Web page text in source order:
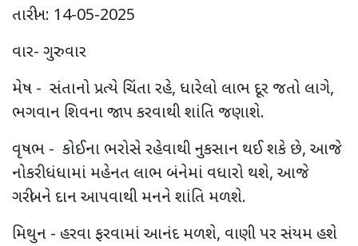
તારીખ: 14-05-2025
વાર- ગુરુવાર
મેષ - સંતાનો પ્રત્યે ચિંતા રહે, ધારેલો લાભ દૂર જતો લાગે,
ભગવાન શિવના જાપ કરવાથી શાંતિ જણાશે.
વૃષભ - કોઈના ભરોસે રહેવાથી નુકસાન થઈ શકે છે, આજે
નોકરી ધંધામાં મહેનત લાભ બંનેમાં વધારો થશે, આજે
ગરીબને દાન આપવાથી મનને શાંતિ મળશે.
મિથુન - હરવા ફરવામાં આનંદ મળશે, વાણી પર સંયમ હશે